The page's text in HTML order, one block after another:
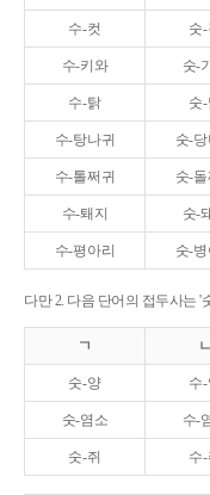
수-컷 숫-
수-키와 숫-
수-탉 숫
수-탕나귀 숫-당
수-톨쩌귀 숫-돌
수-퇘지 숫-
수-평아리 숫-병
다만 2. 다음 단어의 접두사는 '
ㄱ ㄴ
숫-양 수
숫-염소 수-
숫-쥐 수-